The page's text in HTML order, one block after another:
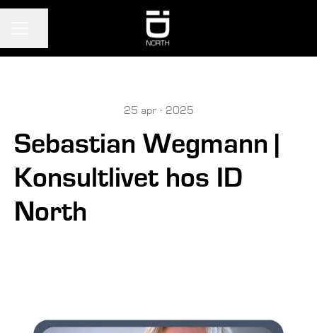
25 apr · 2025
Sebastian Wegmann |
Konsultlivet hos ID
North